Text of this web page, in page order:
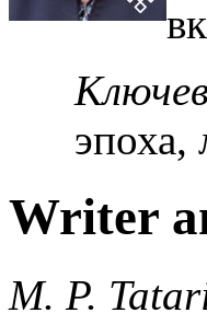
эпоха,
Writer
M. P.